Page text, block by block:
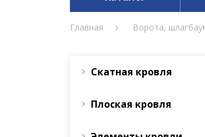
Главная Ворота,
Скатная кровля
Плоская кровля